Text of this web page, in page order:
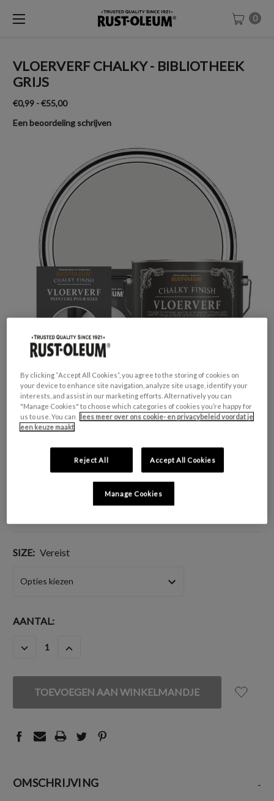
0
VLOERVERF CHALKY - BIBLIOTHEEK
GRIJS
€0,99 - €55,00
Een beoordeling schrijven
GESCHIKT VOOR: Beton en hout
Grijs
Neutrale tinten
SIZE: Vereist
HUIDIGE
AANTAL:
HOEVEELHEID
VAN
UNDEFINED
HOEVEELHEID
VAN
UNDEFINED
OMSCHRIJVING -
By clicking “Accept All Cookies”, you agree to the storing of cookies on
your device to enhance site navigation, analyze site usage, identify your
interests, and assist in our marketing efforts. Alternatively you can
"Manage Cookies" to choose which categories of cookies you’re happy for
us to use. You can
lees meer over ons cookie- en privacybeleid voordat je
een keuze maakt
Reject All Accept All Cookies
Manage Cookies